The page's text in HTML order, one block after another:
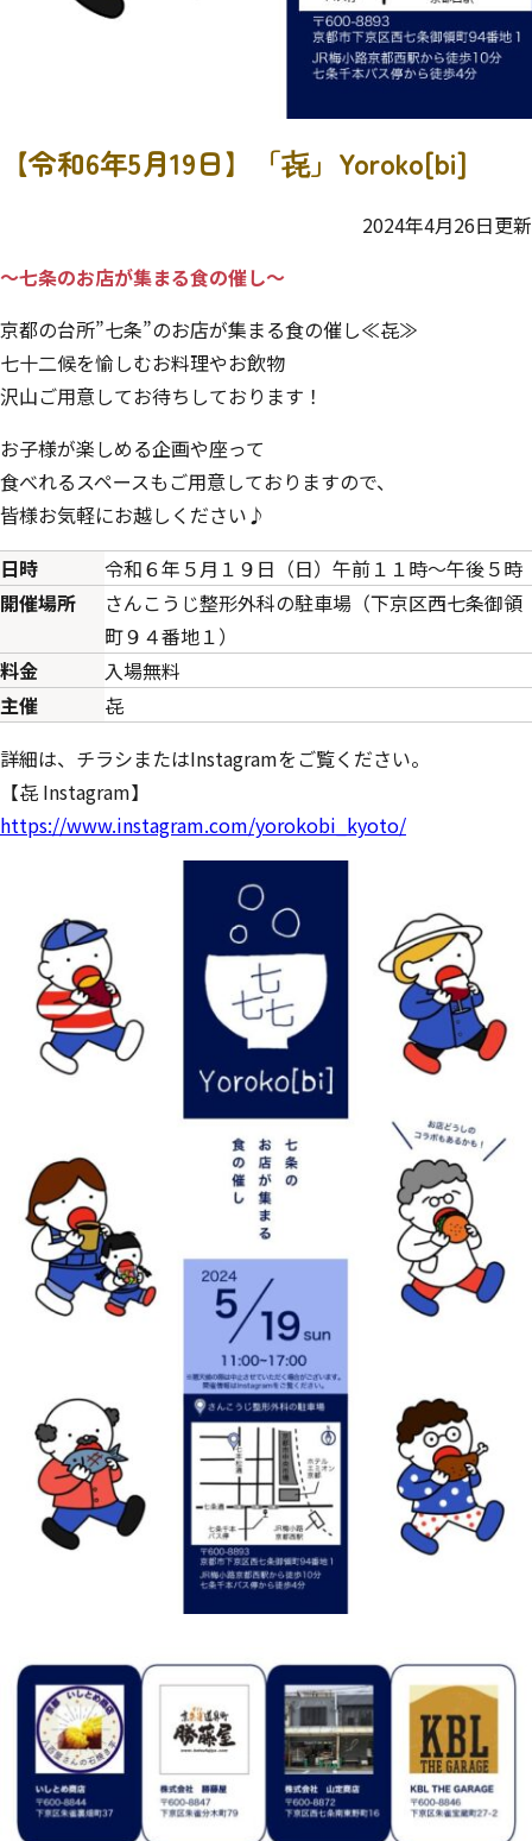
【令和6年5月19日】「㐂」Yoroko[bi]
2024年4月26日更新
～七条のお店が集まる食の催し～
京都の台所”七条”のお店が集まる食の催し≪㐂≫
七十二候を愉しむお料理やお飲物
沢山ご用意してお待ちしております！
お子様が楽しめる企画や座って
食べれるスペースもご用意しておりますので、
皆様お気軽にお越しください♪
日時
令和６年５月１９日（日）午前１１時～午後５時
開催場所
さんこうじ整形外科の駐車場（下京区西七条御領
町９４番地１）
料金
入場無料
主催
㐂
詳細は、チラシまたはInstagramをご覧ください。
【㐂 Instagram】
https://www.instagram.com/yorokobi_kyoto/